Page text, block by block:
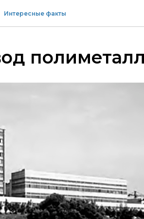
Интересные факты